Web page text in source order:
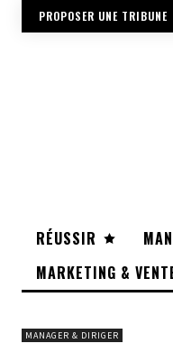
PROPOSER UNE TRIBUNE
RÉUSSIR
MARKETING &
MANAGER & DIRIGER